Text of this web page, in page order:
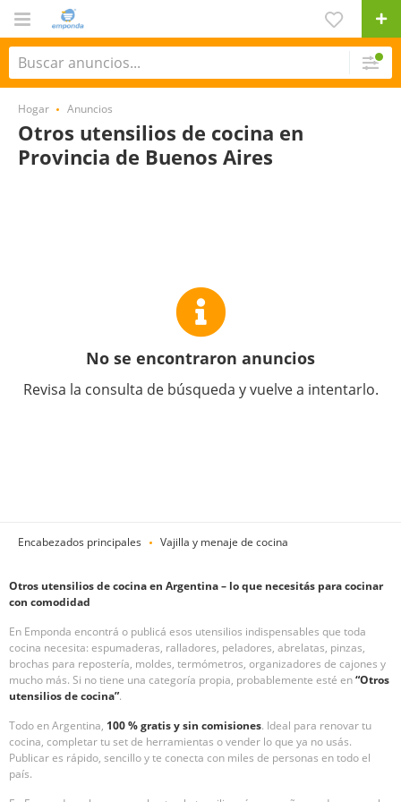
Hogar Anuncios
Otros utensilios de cocina en
Provincia de Buenos Aires
No se encontraron anuncios
Revisa la consulta de búsqueda y vuelve a intentarlo.
Encabezados principales Vajilla y menaje de cocina
Otros utensilios de cocina en Argentina – lo que necesitás para cocinar
con comodidad
En Emponda encontrá o publicá esos utensilios indispensables que toda
cocina necesita: espumaderas, ralladores, peladores, abrelatas, pinzas,
brochas para repostería, moldes, termómetros, organizadores de cajones y
mucho más. Si no tiene una categoría propia, probablemente esté en“Otros
utensilios de cocina”.
Todo en Argentina, 100 % gratis y sin comisiones. Ideal para renovar tu
cocina, completar tu set de herramientas o vender lo que ya no usás.
Publicar es rápido, sencillo y te conecta con miles de personas en todo el
país.